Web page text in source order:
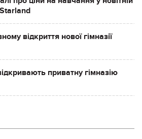
Starland
відкриття нової гімназії
приватну гімназію